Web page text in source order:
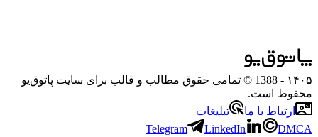
۱۴۰۵
- 1388 © تمامی حقوق مطالب و قالب برای سایت پاتوق‌یو
محفوظ است.
ارتباط با ما
تبلیغات
Telegram
LinkedIn DMCA